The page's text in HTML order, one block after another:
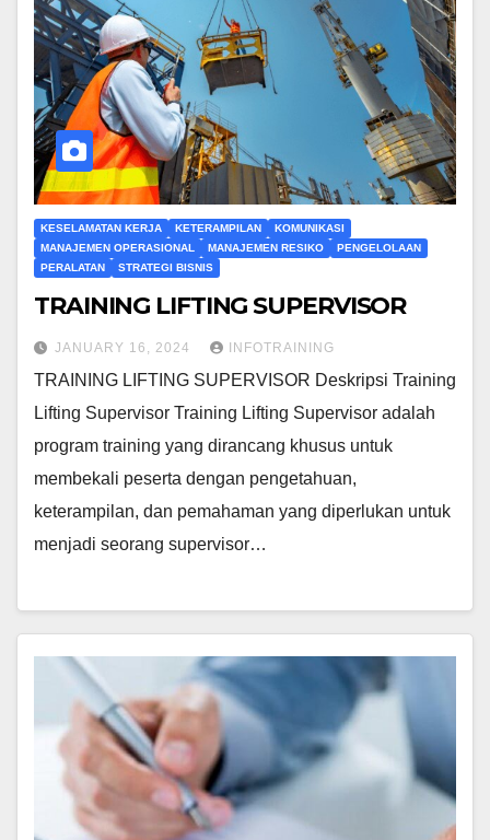
KESELAMATAN KERJA KETERAMPILAN
KOMUNIKASI
MANAJEMEN OPERASIONAL
MANAJEMEN RESIKO
PENGELOLAAN
PERALATAN
STRATEGI BISNIS
TRAINING LIFTING SUPERVISOR
JANUARY 16, 2024 INFOTRAINING
TRAINING LIFTING SUPERVISOR Deskripsi Training
Lifting Supervisor Training Lifting Supervisor adalah
program training yang dirancang khusus untuk
membekali peserta dengan pengetahuan,
keterampilan, dan pemahaman yang diperlukan untuk
menjadi seorang supervisor…